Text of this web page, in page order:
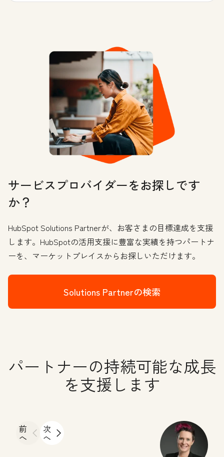
サービスプロバイダーをお探しです
か？
HubSpot Solutions Partnerが、お客さまの目標達成を支援
します。HubSpotの活用支援に豊富な実績を持つパートナ
ーを、マーケットプレイスからお探しいただけます。
Solutions Partnerの検索
パートナーの持続可能な成長
を支援します
前
へ
次
へ